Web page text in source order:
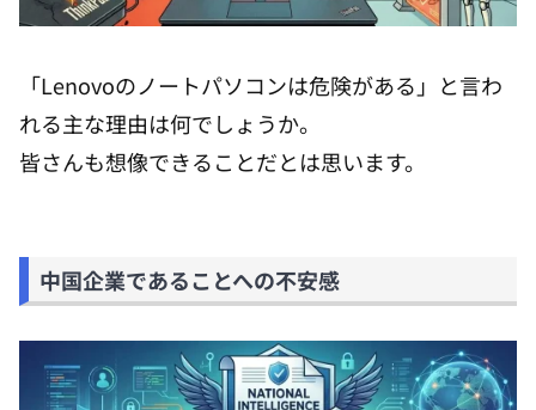
「Lenovoのノートパソコンは危険がある」と言わ
れる主な理由は何でしょうか。
皆さんも想像できることだとは思います。
中国企業であることへの不安感